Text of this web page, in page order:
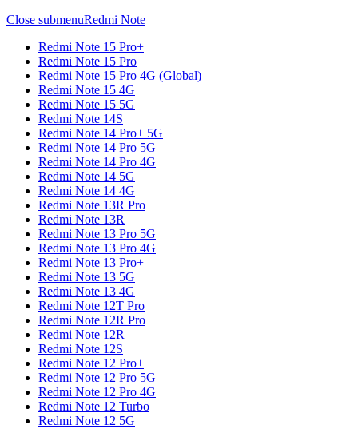
Close submenuRedmi Note
Redmi Note 15 Pro+
Redmi Note 15 Pro
Redmi Note 15 Pro 4G (Global)
Redmi Note 15 4G
Redmi Note 15 5G
Redmi Note 14S
Redmi Note 14 Pro+ 5G
Redmi Note 14 Pro 5G
Redmi Note 14 Pro 4G
Redmi Note 14 5G
Redmi Note 14 4G
Redmi Note 13R Pro
Redmi Note 13R
Redmi Note 13 Pro 5G
Redmi Note 13 Pro 4G
Redmi Note 13 Pro+
Redmi Note 13 5G
Redmi Note 13 4G
Redmi Note 12T Pro
Redmi Note 12R Pro
Redmi Note 12R
Redmi Note 12S
Redmi Note 12 Pro+
Redmi Note 12 Pro 5G
Redmi Note 12 Pro 4G
Redmi Note 12 Turbo
Redmi Note 12 5G